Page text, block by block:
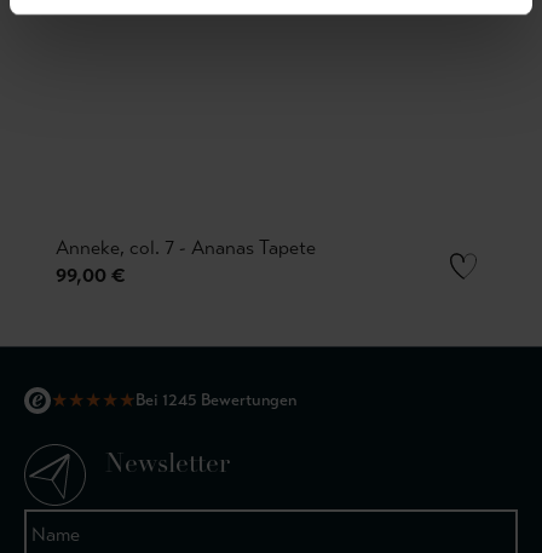
Anneke, col. 7 - Ananas Tapete
99,00 €
★★★★★Bei 1245 Bewertungen
Newsletter